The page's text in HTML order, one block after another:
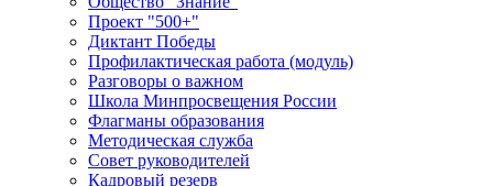
Проект "500+"
Диктант Победы
Профилактическая работа (модуль)
Разговоры о важном
Школа Минпросвещения России
Флагманы образования
Методическая служба
Совет руководителей
Кадровый резерв